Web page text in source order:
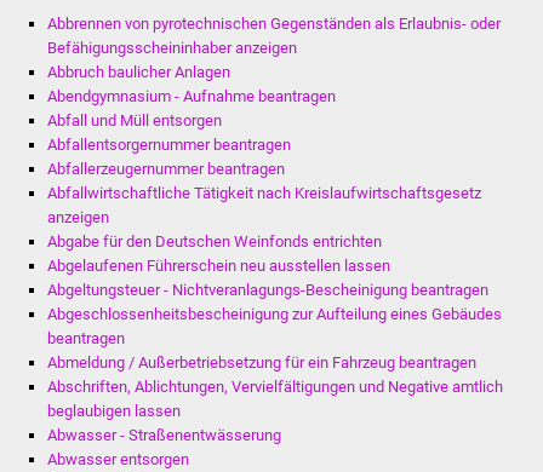
Stellenangebote
Kontakt
Veröffentlichungen
FNP / Bebauungspläne
Wahlen
Stadtinfo
Abbrennen von pyrotechnischen Gegenständen als Erlaubnis- oder
Befähigungsscheininhaber anzeigen
Abbruch baulicher Anlagen
Abendgymnasium - Aufnahme beantragen
Abfall und Müll entsorgen
Abfallentsorgernummer beantragen
Abfallerzeugernummer beantragen
Abfallwirtschaftliche Tätigkeit nach Kreislaufwirtschaftsgesetz
anzeigen
Abgabe für den Deutschen Weinfonds entrichten
Abgelaufenen Führerschein neu ausstellen lassen
Abgeltungsteuer - Nichtveranlagungs-Bescheinigung beantragen
Abgeschlossenheitsbescheinigung zur Aufteilung eines Gebäudes
beantragen
Abmeldung / Außerbetriebsetzung für ein Fahrzeug beantragen
Abschriften, Ablichtungen, Vervielfältigungen und Negative amtlich
beglaubigen lassen
Abwasser - Straßenentwässerung
Abwasser entsorgen